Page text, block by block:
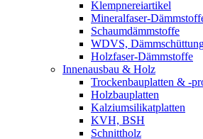
Klempnereiartikel
Mineralfaser-
Schaumdämmstoffe
WDVS,
Holzfaser-Dämmstoffe
Innenausbau & Holz
Trockenbauplatten & -
Holzbauplatten
Kalziumsilikatplatten
KVH, BSH
Schnittholz